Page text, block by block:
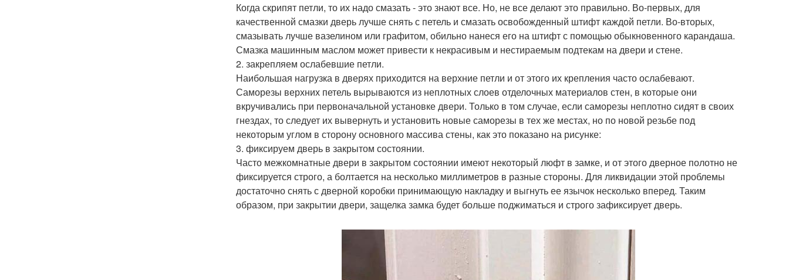
Когда скрипят петли, то их надо смазать - это знают все. Но, не все делают это правильно. Во-первых, для
качественной смазки дверь лучше снять с петель и смазать освобожденный штифт каждой петли. Во-вторых,
смазывать лучше вазелином или графитом, обильно нанеся его на штифт с помощью обыкновенного карандаша.
Смазка машинным маслом может привести к некрасивым и нестираемым подтекам на двери и стене.
2. закрепляем ослабевшие петли.
Наибольшая нагрузка в дверях приходится на верхние петли и от этого их крепления часто ослабевают.
Саморезы верхних петель вырываются из неплотных слоев отделочных материалов стен, в которые они
вкручивались при первоначальной установке двери. Только в том случае, если саморезы неплотно сидят в своих
гнездах, то следует их вывернуть и установить новые саморезы в тех же местах, но по новой резьбе под
некоторым углом в сторону основного массива стены, как это показано на рисунке:
3. фиксируем дверь в закрытом состоянии.
Часто межкомнатные двери в закрытом состоянии имеют некоторый люфт в замке, и от этого дверное полотно не
фиксируется строго, а болтается на несколько миллиметров в разные стороны. Для ликвидации этой проблемы
достаточно снять с дверной коробки принимающую накладку и выгнуть ее язычок несколько вперед. Таким
образом, при закрытии двери, защелка замка будет больше поджиматься и строго зафиксирует дверь.